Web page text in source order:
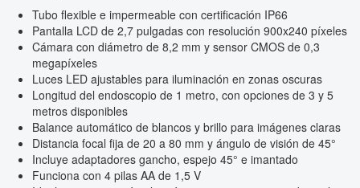
Tubo flexible e impermeable con certificación IP66
Pantalla LCD de 2,7 pulgadas con resolución 900x240 píxeles
Cámara con diámetro de 8,2 mm y sensor CMOS de 0,3
megapíxeles
Luces LED ajustables para iluminación en zonas oscuras
Longitud del endoscopio de 1 metro, con opciones de 3 y 5
metros disponibles
Balance automático de blancos y brillo para imágenes claras
Distancia focal fija de 20 a 80 mm y ángulo de visión de 45°
Incluye adaptadores gancho, espejo 45° e imantado
Funciona con 4 pilas AA de 1,5 V